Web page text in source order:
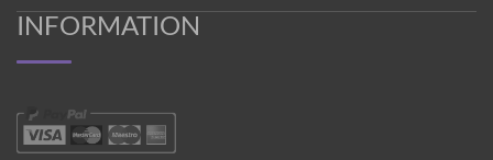
INFORMATION